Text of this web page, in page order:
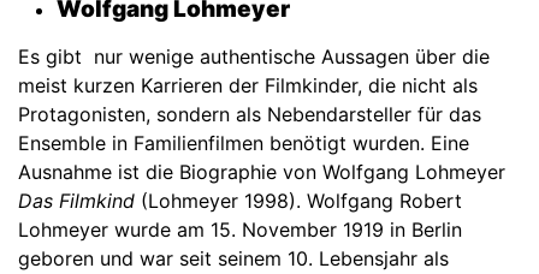
Wolfgang Lohmeyer
Es gibt nur wenige authentische Aussagen über die
meist kurzen Karrieren der Filmkinder, die nicht als
Protagonisten, sondern als Nebendarsteller für das
Ensemble in Familienfilmen benötigt wurden. Eine
Ausnahme ist die Biographie von Wolfgang Lohmeyer
Das Filmkind (Lohmeyer 1998). Wolfgang Robert
Lohmeyer wurde am 15. November 1919 in Berlin
geboren und war seit seinem 10. Lebensjahr als